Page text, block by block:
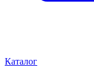
Каталог